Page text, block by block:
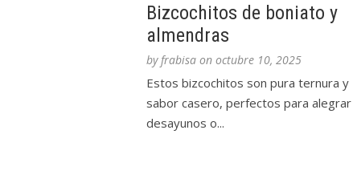
Bizcochitos de boniato y
almendras
byfrabisa on octubre 10, 2025
Estos bizcochitos son pura ternura y
sabor casero, perfectos para alegrar
desayunos o...